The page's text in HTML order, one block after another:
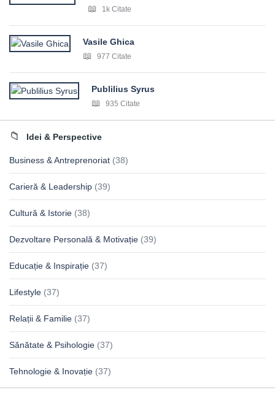
1k Citate
Vasile Ghica
977 Citate
Publilius Syrus
935 Citate
Idei & Perspective
Business & Antreprenoriat (38)
Carieră & Leadership (39)
Cultură & Istorie (38)
Dezvoltare Personală & Motivație (39)
Educație & Inspirație (37)
Lifestyle (37)
Relații & Familie (37)
Sănătate & Psihologie (37)
Tehnologie & Inovație (37)